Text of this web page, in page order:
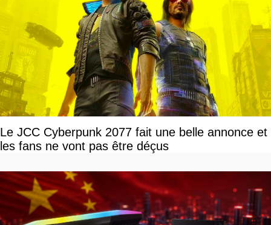
Le JCC Cyberpunk 2077 fait une belle annonce et
les fans ne vont pas être déçus